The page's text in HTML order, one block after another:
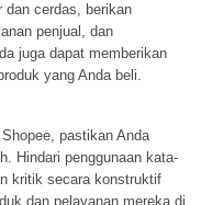
dan cerdas, berikan
penjual, dan
juga dapat memberikan
yang Anda beli.
pastikan Anda
Hindari penggunaan kata-
kritik secara konstruktif
dan pelayanan mereka di